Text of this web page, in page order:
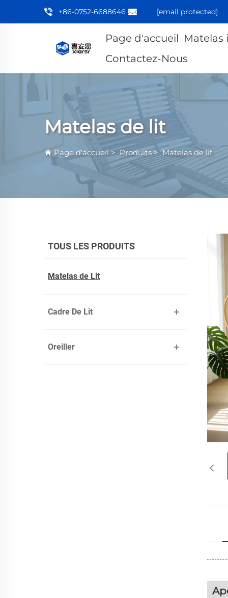
+86-0752-6688646 [email protected]
Page d'accueil
Contactez-Nous
Matelas de lit
Page d'accueil> Produits>Matelas de lit
TOUS LES PRODUITS
Matelas de Lit
Cadre De Lit
Oreiller